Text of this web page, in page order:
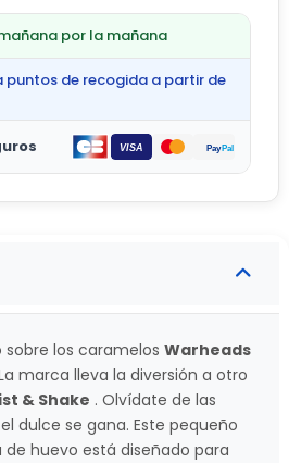
por la mañana
puntos de recogida a partir de
los caramelos Warheads
marca lleva la diversión a otro
& Shake . Olvídate de las
dulce se gana. Este pequeño
huevo está diseñado para